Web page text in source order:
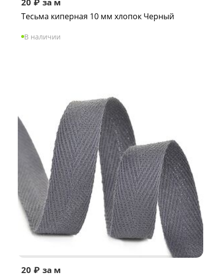
Тесьма киперная 10 мм хлопок Черный
В наличии
20 ₽ за м